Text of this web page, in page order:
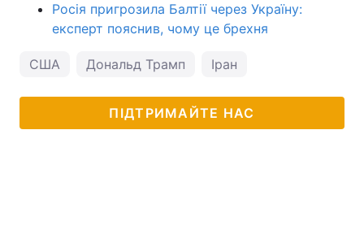
Росія пригрозила Балтії через Україну:
експерт пояснив, чому це брехня
США Дональд Трамп Іран
ПІДТРИМАЙТЕ НАС